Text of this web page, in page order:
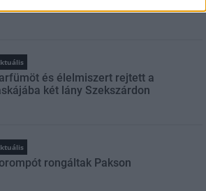
és élelmiszert rejtett a
két lány Szekszárdon
rongáltak Pakson